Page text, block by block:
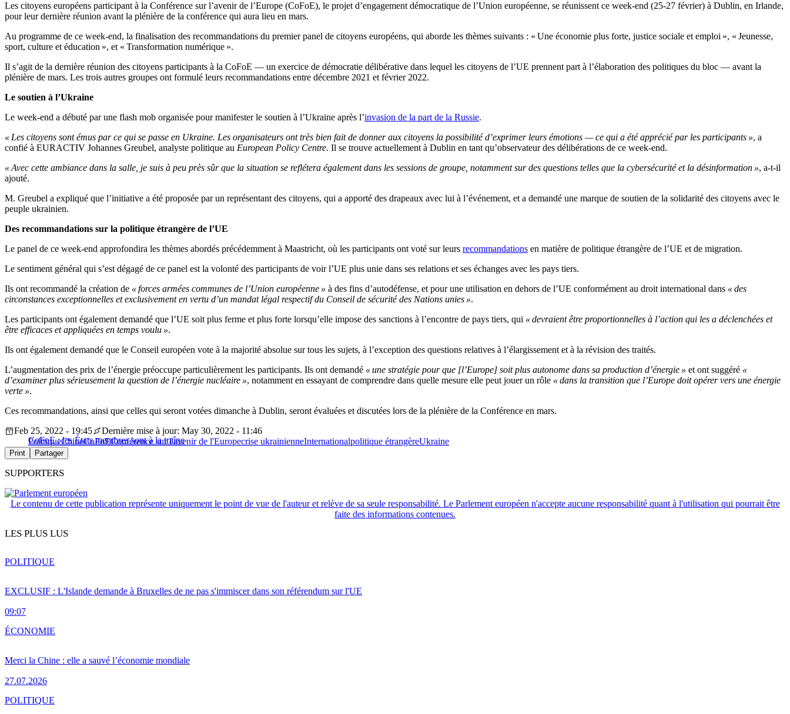
Les citoyens européens participant à la Conférence sur l’avenir de l’Europe (CoFoE), le projet d’engagement démocratique de l’Union européenne, se réunissent ce week-end (25-27 février) à Dublin, en Irlande,
pour leur dernière réunion avant la plénière de la conférence qui aura lieu en mars.
Au programme de ce week-end, la finalisation des recommandations du premier panel de citoyens européens, qui aborde les thèmes suivants : « Une économie plus forte, justice sociale et emploi », « Jeunesse,
sport, culture et éducation », et « Transformation numérique ».
Il s’agit de la dernière réunion des citoyens participants à la CoFoE — un exercice de démocratie délibérative dans lequel les citoyens de l’UE prennent part à l’élaboration des politiques du bloc — avant la
plénière de mars. Les trois autres groupes ont formulé leurs recommandations entre décembre 2021 et février 2022.
Le soutien à l’Ukraine
Le week-end a débuté par une flash mob organisée pour manifester le soutien à l’Ukraine après l’invasion de la part de la Russie.
« Les citoyens sont émus par ce qui se passe en Ukraine. Les organisateurs ont très bien fait de donner aux citoyens la possibilité d’exprimer leurs émotions — ce qui a été apprécié par les participants », a
confié à EURACTIV Johannes Greubel, analyste politique au European Policy Centre. Il se trouve actuellement à Dublin en tant qu’observateur des délibérations de ce week-end.
« Avec cette ambiance dans la salle, je suis à peu près sûr que la situation se reflétera également dans les sessions de groupe, notamment sur des questions telles que la cybersécurité et la désinformation », a-t-il
ajouté.
M. Greubel a expliqué que l’initiative a été proposée par un représentant des citoyens, qui a apporté des drapeaux avec lui à l’événement, et a demandé une marque de soutien de la solidarité des citoyens avec le
peuple ukrainien.
Des recommandations sur la politique étrangère de l’UE
Le panel de ce week-end approfondira les thèmes abordés précédemment à Maastricht, où les participants ont voté sur leurs recommandations en matière de politique étrangère de l’UE et de migration.
Le sentiment général qui s’est dégagé de ce panel est la volonté des participants de voir l’UE plus unie dans ses relations et ses échanges avec les pays tiers.
Ils ont recommandé la création de « forces armées communes de l’Union européenne » à des fins d’autodéfense, et pour une utilisation en dehors de l’UE conformément au droit international dans « des
circonstances exceptionnelles et exclusivement en vertu d’un mandat légal respectif du Conseil de sécurité des Nations unies ».
Les participants ont également demandé que l’UE soit plus ferme et plus forte lorsqu’elle impose des sanctions à l’encontre de pays tiers, qui « devraient être proportionnelles à l’action qui les a déclenchées et
être efficaces et appliquées en temps voulu ».
Ils ont également demandé que le Conseil européen vote à la majorité absolue sur tous les sujets, à l’exception des questions relatives à l’élargissement et à la révision des traités.
L’augmentation des prix de l’énergie préoccupe particulièrement les participants. Ils ont demandé « une stratégie pour que [l’Europe] soit plus autonome dans sa production d’énergie » et ont suggéré «
d’examiner plus sérieusement la question de l’énergie nucléaire », notamment en essayant de comprendre dans quelle mesure elle peut jouer un rôle « dans la transition que l’Europe doit opérer vers une énergie
verte ».
Ces recommandations, ainsi que celles qui seront votées dimanche à Dublin, seront évaluées et discutées lors de la plénière de la Conférence en mars.
CoFoE : les États membres sont à la traîne
Feb 25, 2022 - 19:45
Dernière mise à jour: May 30, 2022 - 11:46
PolitiqueChineCoFoEConférence sur l'avenir de l'Europecrise ukrainienneInternationalpolitique étrangèreUkraine
Print Partager
SUPPORTERS
Le contenu de cette publication représente uniquement le point de vue de l'auteur et relève de sa seule responsabilité. Le Parlement européen n'accepte aucune responsabilité quant à l'utilisation qui pourrait être
faite des informations contenues.
LES PLUS LUS
EXCLUSIF : L'Islande demande à Bruxelles de ne pas s'immiscer dans son référendum sur l'UE
09:07
POLITIQUE
Merci la Chine : elle a sauvé l’économie mondiale
27.07.2026
ÉCONOMIE
POLITIQUE